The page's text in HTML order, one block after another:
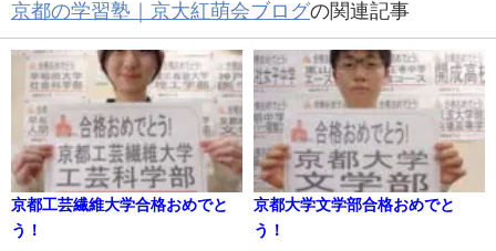
京都の学習塾｜京大紅萌会ブログの関連記事
京都工芸繊維大学合格おめでと
う！
京都大学文学部合格おめでと
う！